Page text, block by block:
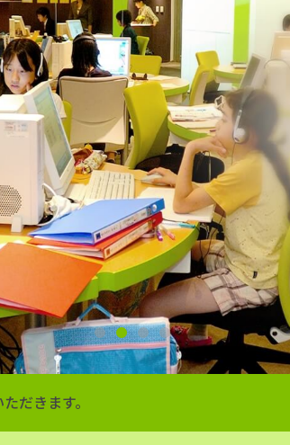
1 2 3 4
だきます。